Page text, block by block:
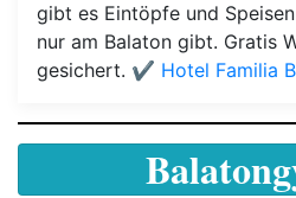
gibt es Eintöpfe und
nur am Balaton gibt. Gratis
gesichert. ✔️ Hotel Familia